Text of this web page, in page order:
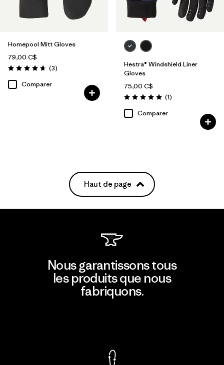
Homepool Mitt Gloves
79,00 C$
Évaluation: 4.7 / 5
(3Avis
)
Comparer
Hestra® Windshield Liner
Gloves
75,00 C$
Évaluation: 5.0 / 5
(1Avis
)
Comparer
Haut de page
Nous garantissons tous
les produits que nous
fabriquons.